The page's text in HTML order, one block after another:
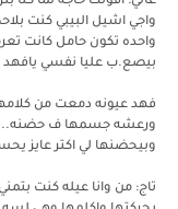
واجي اشيل البيبي كنت
واحده تكون حامل كانت
بيصع.ب عليا نفسي يافهد
فهد عيونه دمعت من
ورعشه جسمها ف حضنه..
وبيحضنها لي اكتر عايز
تاج: من وانا عيله كنت